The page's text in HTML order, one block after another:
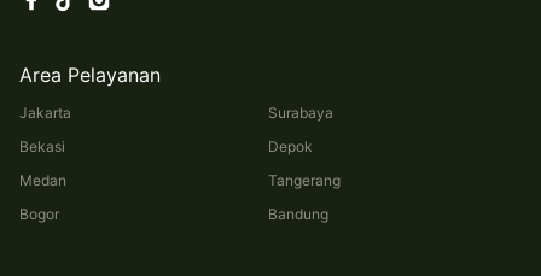
Area Pelayanan
Jakarta
Bekasi
Medan
Bogor
Surabaya
Depok
Tangerang
Bandung